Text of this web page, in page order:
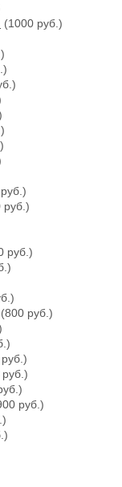
(1000 руб.)
руб.)
руб.)
(800 руб.)
руб.)